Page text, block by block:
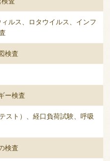
ルス、ロタウイルス、インフ
検査
ー検査
スト）、経口負荷試験、呼吸
検査